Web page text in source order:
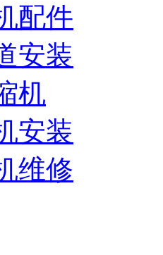
配件
安装
机
安装
维修